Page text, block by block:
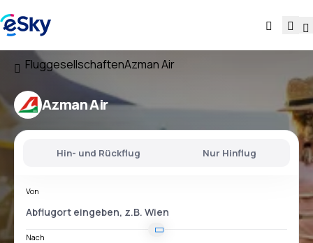
FluggesellschaftenAzman Air
Azman Air
Hin- und Rückflug Nur Hinflug
Von
Nach